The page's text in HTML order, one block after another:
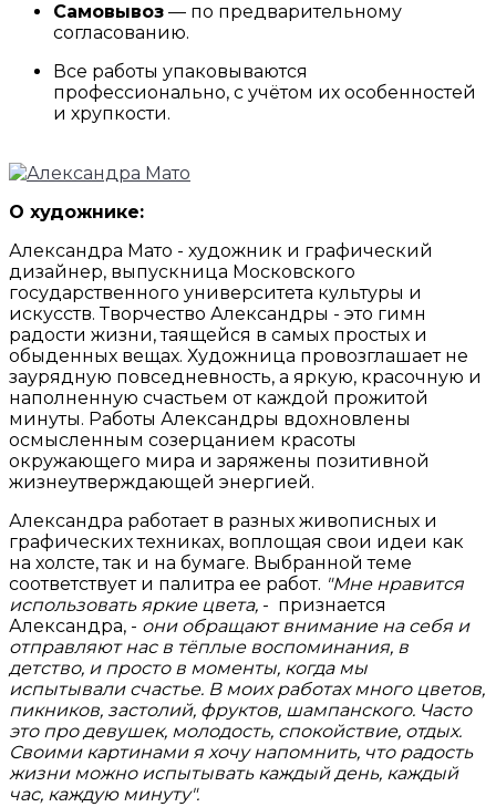
Самовывоз — по предварительному
согласованию.
Все работы упаковываются
профессионально, с учётом их особенностей
и хрупкости.
О художнике:
Александра Мато - художник и графический
дизайнер, выпускница Московского
государственного университета культуры и
искусств. Творчество Александры - это гимн
радости жизни, таящейся в самых простых и
обыденных вещах. Художница провозглашает не
заурядную повседневность, а яркую, красочную и
наполненную счастьем от каждой прожитой
минуты. Работы Александры вдохновлены
осмысленным созерцанием красоты
окружающего мира и заряжены позитивной
жизнеутверждающей энергией.
Александра работает в разных живописных и
графических техниках, воплощая свои идеи как
на холсте, так и на бумаге. Выбранной теме
соответствует и палитра ее работ. "Мне нравится
использовать яркие цвета, - признается
Александра, - они обращают внимание на себя и
отправляют нас в тёплые воспоминания, в
детство, и просто в моменты, когда мы
испытывали счастье. В моих работах много цветов,
пикников, застолий, фруктов, шампанского. Часто
это про девушек, молодость, спокойствие, отдых.
Своими картинами я хочу напомнить, что радость
жизни можно испытывать каждый день, каждый
час, каждую минуту".